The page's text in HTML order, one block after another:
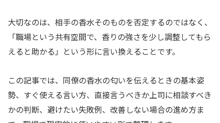
大切なのは、相手の香水そのものを否定するのではなく、
「職場という共有空間で、香りの強さを少し調整してもら
えると助かる」という形に言い換えることです。
この記事では、同僚の香水の匂いを伝えるときの基本姿
勢、すぐ使える言い方、直接言うべきか上司に相談すべき
かの判断、避けたい失敗例、改善しない場合の進め方ま